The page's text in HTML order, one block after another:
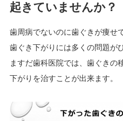
起きていませんか
歯周病でないのに歯ぐきが痩せ
歯ぐき下がりには多くの問題が
ますだ歯科医院では、歯ぐきの
下がりを治すことが出来ます。